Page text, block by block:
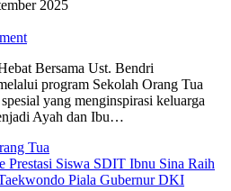
2025
Bersama Ust. Bendri
program Sekolah Orang Tua
yang menginspirasi keluarga
Ayah dan Ibu…
Tua